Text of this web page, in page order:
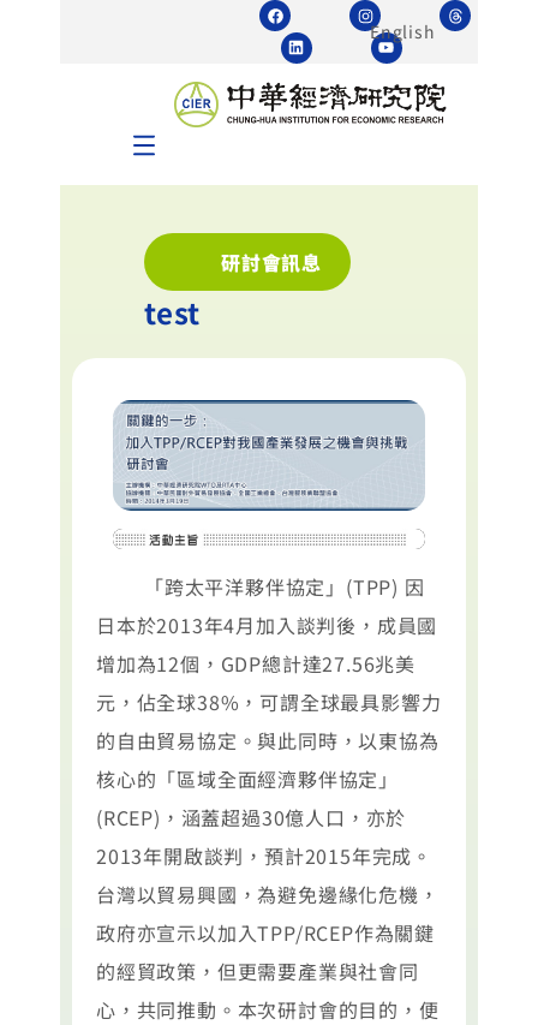
English
研討會訊息
test
「跨太平洋夥伴協定」(TPP) 因
日本於2013年4月加入談判後，成員國
增加為12個，GDP總計達27.56兆美
元，佔全球38%，可謂全球最具影響力
的自由貿易協定。與此同時，以東協為
核心的「區域全面經濟夥伴協定」
(RCEP)，涵蓋超過30億人口，亦於
2013年開啟談判，預計2015年完成。
台灣以貿易興國，為避免邊緣化危機，
政府亦宣示以加入TPP/RCEP作為關鍵
的經貿政策，但更需要產業與社會同
心，共同推動。本次研討會的目的，便